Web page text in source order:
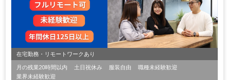
在宅勤務・リモートワークあり
月の残業20時間以内 土日祝休み 服装自由
職種未経験歓迎
業界未経験歓迎